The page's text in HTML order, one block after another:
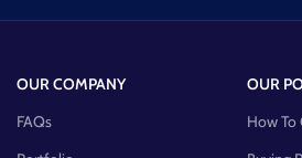
OUR COMPANY
FAQs
OUR
How To